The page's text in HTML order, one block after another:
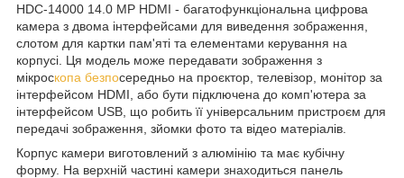
HDC-14000 14.0 MP HDMI - багатофункціональна цифрова
камера з двома інтерфейсами для виведення зображення,
слотом для картки пам'яті та елементами керування на
корпусі. Ця модель може передавати зображення з
мікроскопа безпосередньо на проєктор, телевізор, монітор за
інтерфейсом HDMI, або бути підключена до комп'ютера за
інтерфейсом USB, що робить її універсальним пристроєм для
передачі зображення, зйомки фото та відео матеріалів.
Корпус камери виготовлений з алюмінію та має кубічну
форму. На верхній частині камери знаходиться панель